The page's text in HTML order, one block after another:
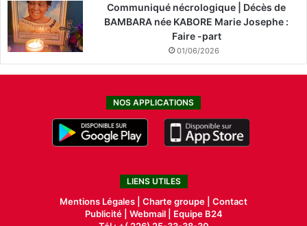
Communiqué nécrologique | Décès de
BAMBARA née KABORE Marie Josephe :
Faire -part
01/06/2026
NOS APPLICATIONS
LIENS UTILES
Mentions Légales | Charte groupe | Contact
Publicité| Webmail |
Equipe B24